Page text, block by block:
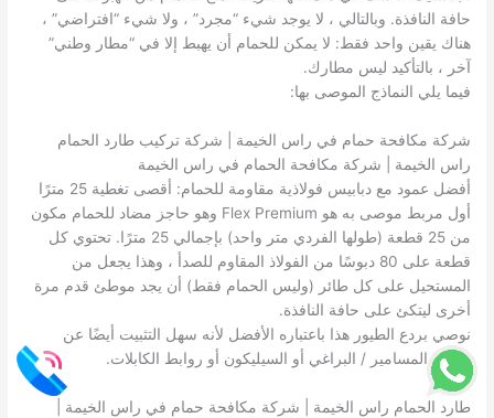
حافة النافذة. وبالتالي ، لا يوجد شيء “مجرد” ، ولا شيء “افتراضي” ،
هناك يقين واحد فقط: لا يمكن للحمام أن يهبط إلا في “مطار وطني”
آخر ، بالتأكيد ليس مطارك.
فيما يلي النماذج الموصى بها:
شركة مكافحة حمام في راس الخيمة | شركة تركيب طارد الحمام
راس الخيمة | شركة مكافحة الحمام في راس الخيمة
أفضل عمود مع دبابيس فولاذية مقاومة للحمام: أقصى تغطية 25 مترًا
أول مربط موصى به هو Flex Premium وهو حاجز مضاد للحمام مكون
من 25 قطعة (طولها الفردي متر واحد) بإجمالي 25 مترًا. تحتوي كل
قطعة على 80 دبوسًا من الفولاذ المقاوم للصدأ ، وهذا يجعل من
المستحيل على كل طائر (وليس الحمام فقط) أن يجد موطئ قدم مرة
أخرى ليتكئ على حافة النافذة.
نوصي بردع الطيور هذا باعتباره الأفضل لأنه سهل التثبيت أيضًا عن
طريق المسامير / البراغي أو السيليكون أو روابط الكابلات.
طارد الحمام راس الخيمة | شركة مكافحة حمام في راس الخيمة |